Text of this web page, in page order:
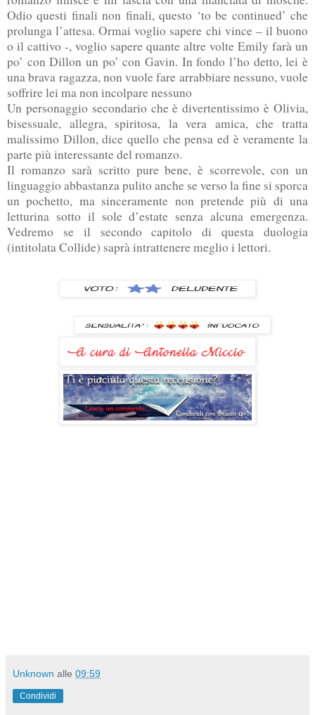
Odio questi finali non finali, questo ‘to be continued’ che
prolunga l’attesa. Ormai voglio sapere chi vince – il buono
o il cattivo -, voglio sapere quante altre volte Emily farà un
po’ con Dillon un po’ con Gavin. In fondo l’ho detto, lei è
una brava ragazza, non vuole fare arrabbiare nessuno, vuole
soffrire lei ma non incolpare nessuno
Un personaggio secondario che è divertentissimo è Olivia,
bisessuale, allegra, spiritosa, la vera amica, che tratta
malissimo Dillon, dice quello che pensa ed è veramente la
parte più interessante del romanzo.
Il romanzo sarà scritto pure bene, è scorrevole, con un
linguaggio abbastanza pulito anche se verso la fine si sporca
un pochetto, ma sinceramente non pretende più di una
letturina sotto il sole d’estate senza alcuna emergenza.
Vedremo se il secondo capitolo di questa duologia
(intitolata Collide) saprà intrattenere meglio i lettori.
Unknown alle 09:59
Condividi